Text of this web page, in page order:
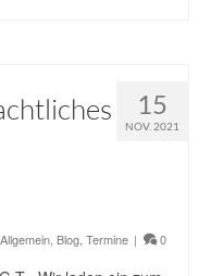
15
NOV. 2021
Allgemein Blog Termine | 0